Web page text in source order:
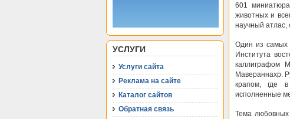
УСЛУГИ
Услуги сайта
Реклама на сайте
Каталог сайтов
Обратная связь
601
животных и
научный атлас,
Один из самых
Института
каллиграфом
Мавераннахр.
крапом, где в
исполненные
Тема любовных